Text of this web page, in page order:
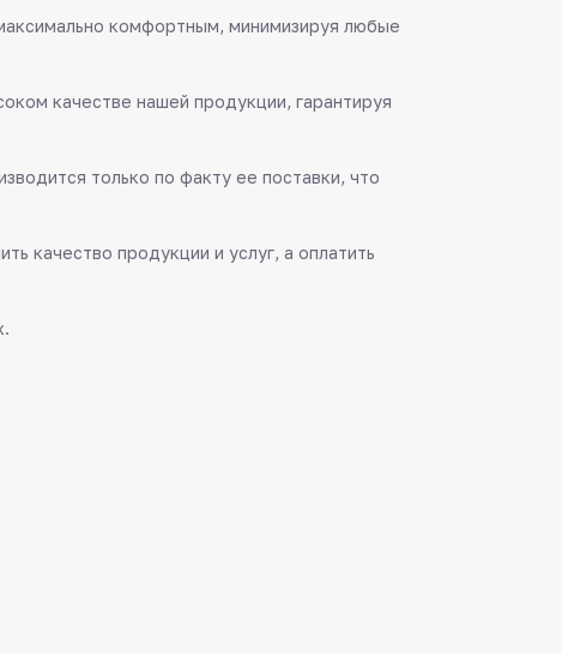
комфортным, минимизируя любые
качестве нашей продукции, гарантируя
только по факту ее поставки, что
качество продукции и услуг, а оплатить